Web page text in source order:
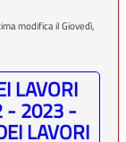
modifica il Giovedì,
LAVORI
- 2023 -
LAVORI